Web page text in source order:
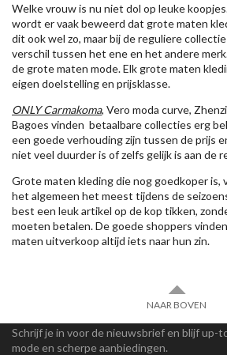
Welke vrouw is nu niet dol op leuke
wordt er vaak beweerd dat grote maten
dit ook wel zo, maar bij de reguliere
verschil tussen het ene en het andere
de grote maten mode. Elk grote maten
eigen doelstelling en prijsklasse.
ONLY Carmakoma, Vero moda curve,
Bagoes vinden betaalbare collecties erg
een goede verhouding zijn tussen de prijs
niet veel duurder is of zelfs gelijk is aan de
Grote maten kleding die nog goedkoper is,
het algemeen het meest tijdens de
best een leuk artikel op de kop tikken,
moeten betalen. De goede shoppers
maten uitverkoop altijd iets naar hun zin.
NAAR BOVEN
Schrijf je in voor de nieuwsbrief en blijf up-
mode en scherpe aanbiedingen.